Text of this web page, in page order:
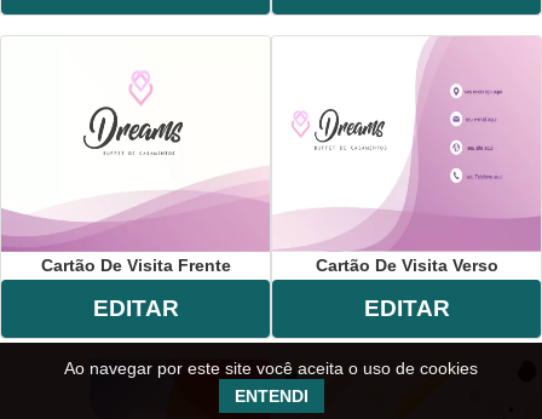
Cartão De Visita Frente
EDITAR
Cartão De Visita Verso
EDITAR
Ao navegar por este site você aceita o uso de cookies
ENTENDI